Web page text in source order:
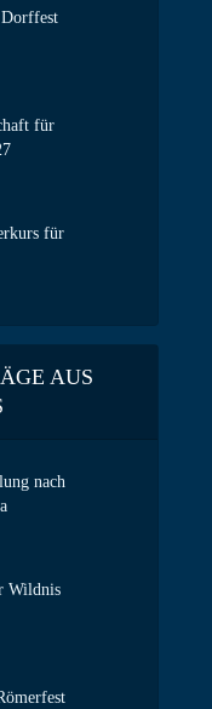
für
für
AUS
nach
Wildnis